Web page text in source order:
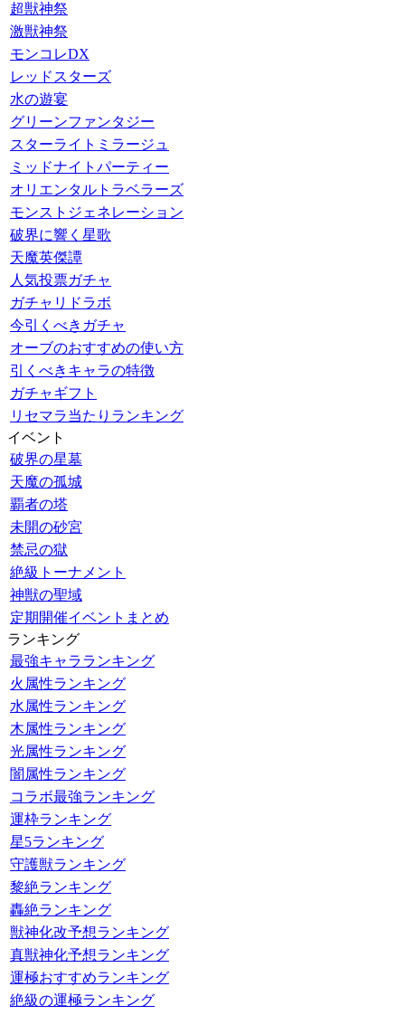
超獣神祭
激獣神祭
モンコレDX
レッドスターズ
水の遊宴
グリーンファンタジー
スターライトミラージュ
ミッドナイトパーティー
オリエンタルトラベラーズ
モンストジェネレーション
破界に響く星歌
天魔英傑譚
人気投票ガチャ
ガチャリドラボ
今引くべきガチャ
オーブのおすすめの使い方
引くべきキャラの特徴
ガチャギフト
リセマラ当たりランキング
イベント
破界の星墓
天魔の孤城
覇者の塔
未開の砂宮
禁忌の獄
絶級トーナメント
神獣の聖域
定期開催イベントまとめ
ランキング
最強キャラランキング
火属性ランキング
水属性ランキング
木属性ランキング
光属性ランキング
闇属性ランキング
コラボ最強ランキング
運枠ランキング
星5ランキング
守護獣ランキング
黎絶ランキング
轟絶ランキング
獣神化改予想ランキング
真獣神化予想ランキング
運極おすすめランキング
絶級の運極ランキング